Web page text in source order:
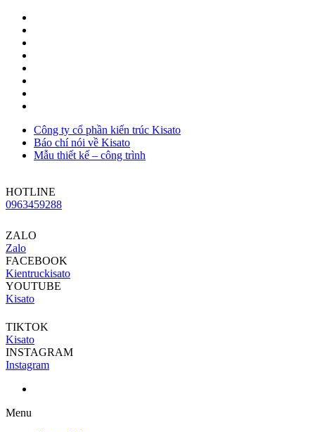
Công ty cổ phần kiến trúc Kisato
Báo chí nói về Kisato
Mẫu thiết kế – công trình
HOTLINE
0963459288
ZALO
Zalo
FACEBOOK
Kientruckisato
YOUTUBE
Kisato
TIKTOK
Kisato
INSTAGRAM
Instagram
Menu